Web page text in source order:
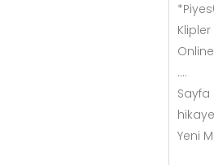
Klipler
....
Yeni